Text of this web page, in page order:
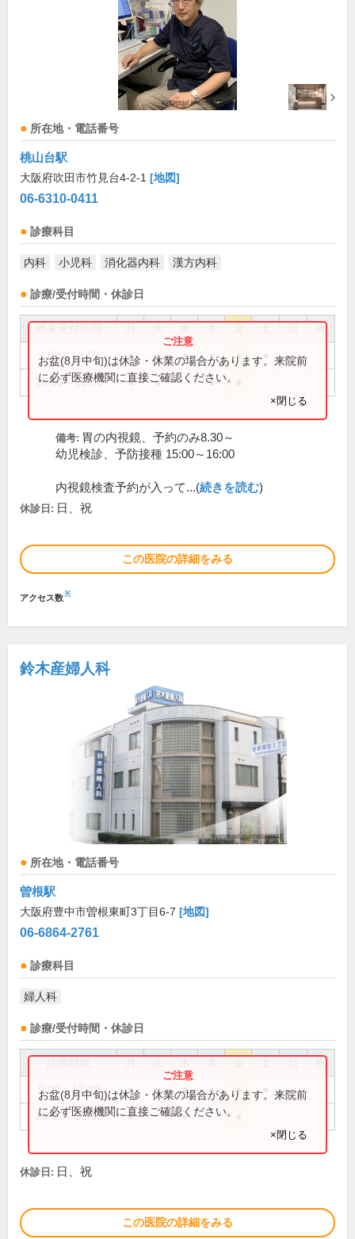
所在地・電話番号
桃山台駅
大阪府吹田市竹見台4-2-1 [地図]
06-6310-0411
診療科目
内科 小児科 消化器内科 漢方内科
診療/受付時間・休診日
祝
9:00～12:00 ● ● ● ● ●
16:00～18:00 ● ● ●
お盆(8月中旬)は休診・休業の場合があります。来院前
に必ず医療機関に直接ご確認ください。
×閉じる
備考: 胃の内視鏡、予約のみ8.30～
幼児検診、予防接種 15:00～16:00
内視鏡検査予約が入って...(続きを読む)
休診日: 日、祝
この医院の詳細をみる
アクセス数※
鈴木産婦人科
所在地・電話番号
曽根駅
大阪府豊中市曽根東町3丁目6-7 [地図]
06-6864-2761
診療科目
婦人科
診療/受付時間・休診日
祝
9:00～12:00 ● ● ● ● ●
18:00～19:30 ● ●
お盆(8月中旬)は休診・休業の場合があります。来院前
に必ず医療機関に直接ご確認ください。
×閉じる
休診日: 日、祝
この医院の詳細をみる